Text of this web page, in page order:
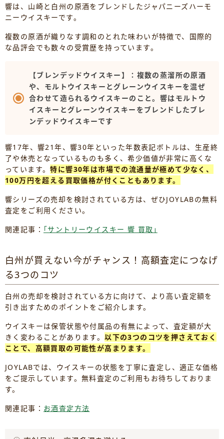
響は、山崎と白州の原酒をブレンドしたジャパニーズハーモ
ニーウイスキーです。
複数の原酒が織りなす調和のとれた味わいが特徴で、国際的
な品評会でも数々の受賞歴を持っています。
【ブレンデッドウイスキー】：複数の蒸溜所の原酒
や、モルトウイスキーとグレーンウイスキーを混ぜ
合わせて造られるウイスキーのこと。響はモルトウ
イスキーとグレーンウイスキーをブレンドしたブレ
ンデッドウイスキーです
響17年、響21年、響30年といった年数表記ボトルは、生産終
了や休売となっているものも多く、希少価値が非常に高くな
っています。特に響30年は市場での流通量が極めて少なく、
100万円を超える買取価格が付くこともあります。
響シリーズの売却を検討されている方は、ぜひJOYLABの無料
査定をご利用ください。
関連記事： ｢サントリーウイスキー 響 買取｣
白州が買えない今がチャンス！高額査定につなげ
る3つのコツ
白州の売却を検討されている方に向けて、より高い査定額を
引き出すためのポイントをご紹介します。
ウイスキーは保管状態や付属品の有無によって、査定額が大
きく変わることがあります。以下の3つのコツを押さえておく
ことで、高額買取の可能性が高まります。
JOYLABでは、ウイスキーの状態を丁寧に査定し、適正な価格
をご提示しています。無料査定のご利用もお待ちしておりま
す。
関連記事： お酒査定方法